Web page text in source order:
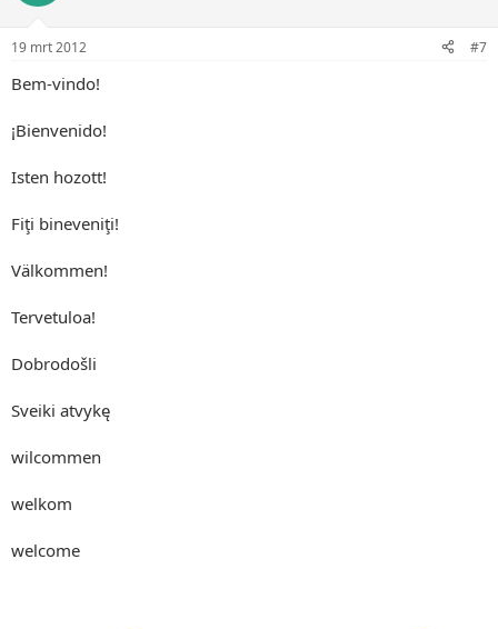
19 mrt 2012 #7
Bem-vindo!
¡Bienvenido!
Isten hozott!
Fiţi bineveniţi!
Välkommen!
Tervetuloa!
Dobrodošli
Sveiki atvykę
wilcommen
welkom
welcome